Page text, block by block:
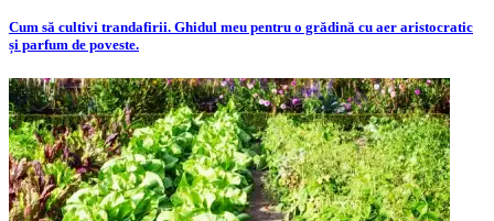
Cum să cultivi trandafirii. Ghidul meu pentru o grădină cu aer aristocratic
și parfum de poveste.